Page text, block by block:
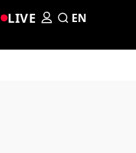
LIVE EN